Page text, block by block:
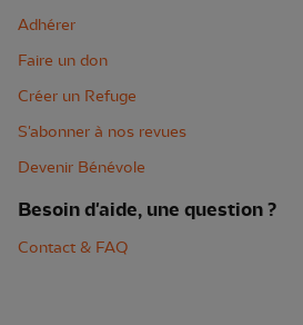
Adhérer
Faire un don
Créer un Refuge
S'abonner à nos revues
Devenir Bénévole
Besoin d'aide, une question ?
Contact & FAQ